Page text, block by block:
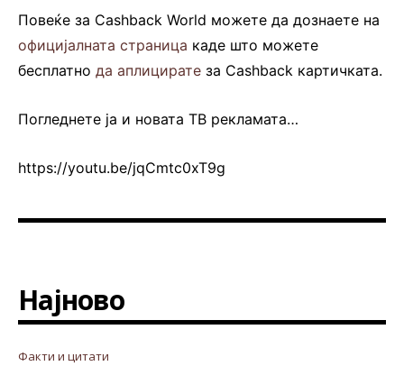
Повеќе за Cashback World можете да дознаете на
официјалната страница каде што можете
бесплатно да аплицирате за Cashback картичката.
Погледнете ја и новата ТВ рекламата…
https://youtu.be/jqCmtc0xT9g
Најново
Факти и цитати